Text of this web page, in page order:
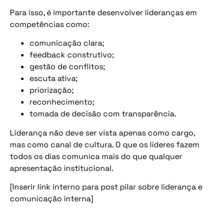
Para isso, é importante desenvolver lideranças em
competências como:
comunicação clara;
feedback construtivo;
gestão de conflitos;
escuta ativa;
priorização;
reconhecimento;
tomada de decisão com transparência.
Liderança não deve ser vista apenas como cargo,
mas como canal de cultura. O que os líderes fazem
todos os dias comunica mais do que qualquer
apresentação institucional.
[Inserir link interno para post pilar sobre liderança e
comunicação interna]